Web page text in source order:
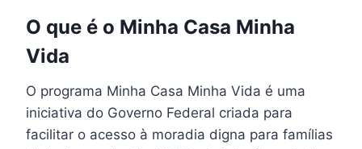
O que é o Minha Casa Minha
Vida
O programa Minha Casa Minha Vida é uma
iniciativa do Governo Federal criada para
facilitar o acesso à moradia digna para famílias